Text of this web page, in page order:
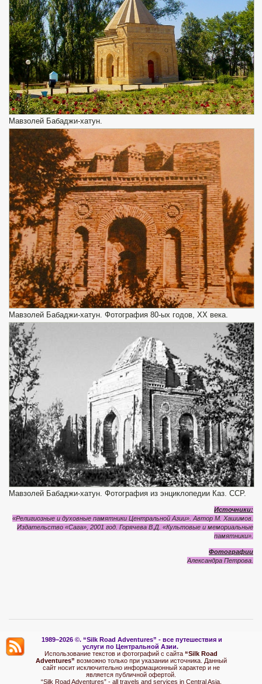
Мавзолей Бабаджи-хатун.
Мавзолей Бабаджи-хатун. Фотография 80-ых годов, XX века.
Мавзолей Бабаджи-хатун. Фотография из энциклопедии Каз. ССР.
Источники:
«Религиозные и духовные памятники Центральной Азии». Автор М. Хашимов.
Издательство «Сага», 2001 год. Горячева В.Д. «Культовые и мемориальные
памятники».
Фотографии
Александра Петрова.
1989–2026 ©. “Silk Road Adventures” - все путешествия и
услуги по Центральной Азии.
Использование текстов и фотографий с сайта “Silk Road
Adventures” возможно только при указании источника. Данный
сайт носит исключительно информационный характер и не
является публичной офертой.
“Silk Road Adventures” - all travels and services in Central Asia.